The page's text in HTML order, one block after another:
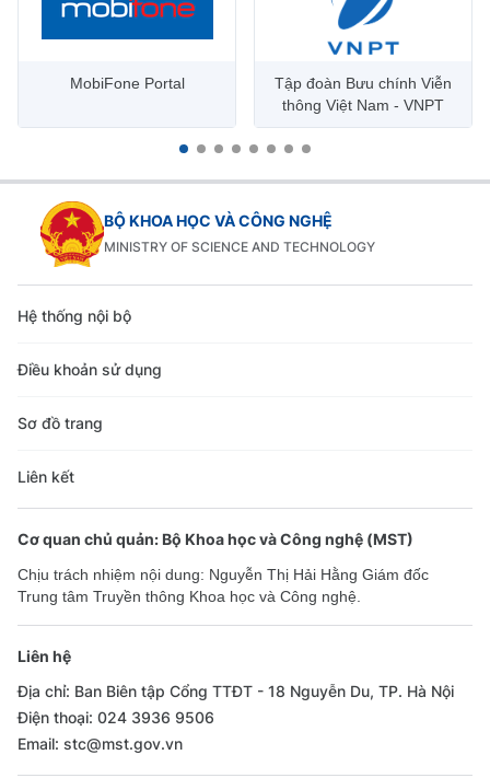
MobiFone Portal
Tập đoàn Bưu chính Viễn
thông Việt Nam - VNPT
BỘ KHOA HỌC VÀ CÔNG NGHỆ
MINISTRY OF SCIENCE AND TECHNOLOGY
Hệ thống nội bộ
Điều khoản sử dụng
Sơ đồ trang
Liên kết
Cơ quan chủ quản: Bộ Khoa học và Công nghệ (MST)
Chịu trách nhiệm nội dung: Nguyễn Thị Hải Hằng Giám đốc
Trung tâm Truyền thông Khoa học và Công nghệ.
Liên hệ
Địa chỉ: Ban Biên tập Cổng TTĐT - 18 Nguyễn Du, TP. Hà Nội
Điện thoại: 024 3936 9506
Email: stc@mst.gov.vn